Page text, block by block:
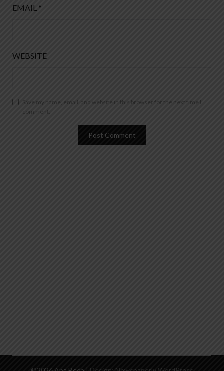
EMAIL *
WEBSITE
Save my name, email, and website in this browser for the next time I
comment.